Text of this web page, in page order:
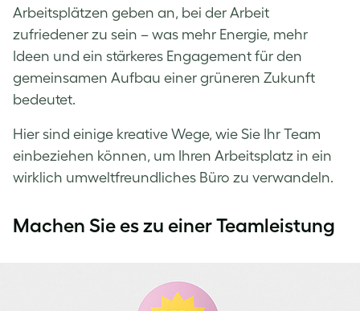
Arbeitsplätzen geben an, bei der Arbeit
zufriedener zu sein – was mehr Energie, mehr
Ideen und ein stärkeres Engagement für den
gemeinsamen Aufbau einer grüneren Zukunft
bedeutet.
Hier sind einige kreative Wege, wie Sie Ihr Team
einbeziehen können, um Ihren Arbeitsplatz in ein
wirklich umweltfreundliches Büro zu verwandeln.
Machen Sie es zu einer Teamleistung